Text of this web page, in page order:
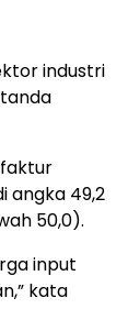
industri
angka 49,2
50,0).
input
kata